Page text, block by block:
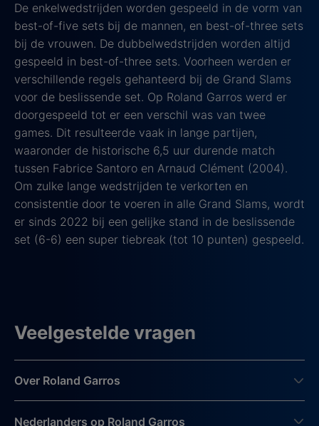
De enkelwedstrijden worden gespeeld in de vorm van
best-of-five sets bij de mannen, en best-of-three sets
bij de vrouwen. De dubbelwedstrijden worden altijd
gespeeld in best-of-three sets. Voorheen werden er
verschillende regels gehanteerd bij de Grand Slams
voor de beslissende set. Op Roland Garros werd er
doorgespeeld tot er een verschil was van twee
games. Dit resulteerde vaak in lange partijen,
waaronder de historische 6,5 uur durende match
tussen Fabrice Santoro en Arnaud Clément (2004).
Om zulke lange wedstrijden te verkorten en
consistentie door te voeren in alle Grand Slams, wordt
er sinds 2022 bij een gelijke stand in de beslissende
set (6-6) een super tiebreak (tot 10 punten) gespeeld.
Veelgestelde vragen
Over Roland Garros
Nederlanders op Roland Garros